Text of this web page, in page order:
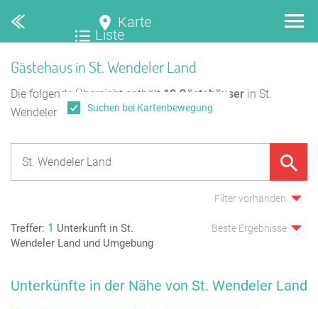
Karte
Liste
Gästehaus in St. Wendeler Land
Die folgende Übersicht enthält 10 Gästehäuser in St.
Wendeler Land.
Filter vorhanden
Treffer: 1 Unterkunft in St.
Wendeler Land und Umgebung
Beste Ergebnisse
Unterkünfte in der Nähe von St. Wendeler Land
Suchen bei Kartenbewegung